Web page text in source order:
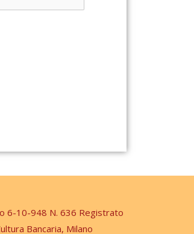
6-10-948 N. 636 Registrato
Bancaria, Milano